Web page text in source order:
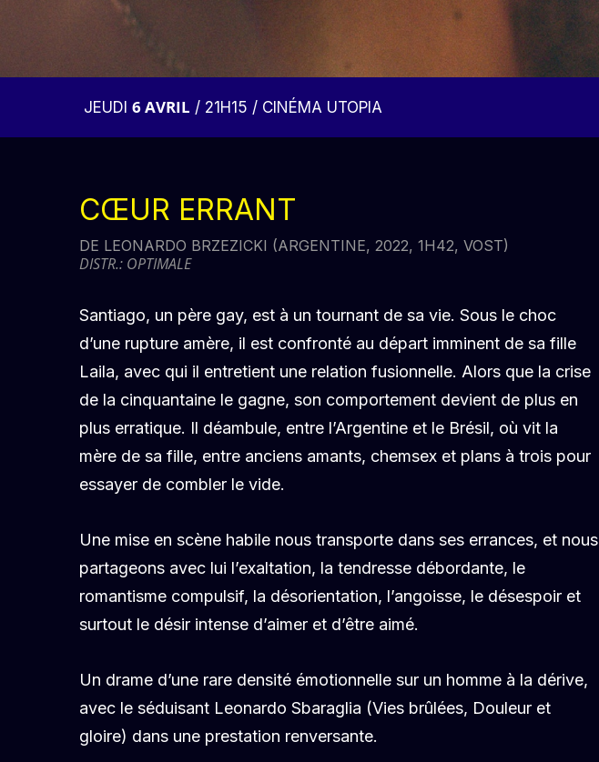
JEUDI 6 AVRIL / 21H15 / CINÉMA UTOPIA
CŒUR ERRANT
DE LEONARDO BRZEZICKI (ARGENTINE, 2022, 1H42, VOST)
DISTR.: OPTIMALE
Santiago, un père gay, est à un tournant de sa vie. Sous le choc
d’une rupture amère, il est confronté au départ imminent de sa fille
Laila, avec qui il entretient une relation fusionnelle. Alors que la crise
de la cinquantaine le gagne, son comportement devient de plus en
plus erratique. Il déambule, entre l’Argentine et le Brésil, où vit la
mère de sa fille, entre anciens amants, chemsex et plans à trois pour
essayer de combler le vide.
Une mise en scène habile nous transporte dans ses errances, et nous
partageons avec lui l’exaltation, la tendresse débordante, le
romantisme compulsif, la désorientation, l’angoisse, le désespoir et
surtout le désir intense d’aimer et d’être aimé.
Un drame d’une rare densité émotionnelle sur un homme à la dérive,
avec le séduisant Leonardo Sbaraglia (Vies brûlées, Douleur et
gloire) dans une prestation renversante.